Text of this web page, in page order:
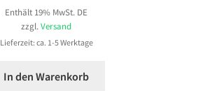
Enthält 19% MwSt. DE
zzgl. Versand
Lieferzeit: ca. 1-5 Werktage
In den Warenkorb